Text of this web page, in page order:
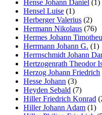
Hense Johann Daniel (1)
Hensel Luise (1)
Herberger Valerius (2)
Hermann Nikolaus (76)
Hermes Johann
Herrmann Johann G. (1)
Herrnschmidt Johann
Hertzogenrath Theodor
Herzog Johann Friedrich
Hesse Johann (3)
Heyden Sebald (7)
Hiller Friedrich Konrad
Hiller Johann Adam (1)